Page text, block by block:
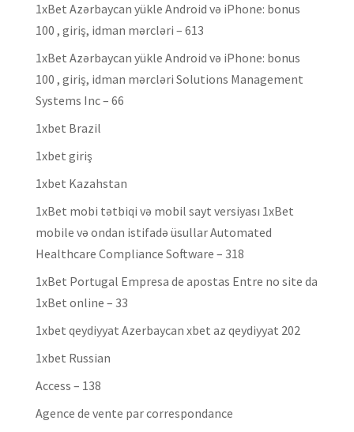
1xBet Azərbaycan yükle Android və iPhone: bonus
100 , giriş, idman mərcləri – 613
1xBet Azərbaycan yükle Android və iPhone: bonus
100 , giriş, idman mərcləri Solutions Management
Systems Inc – 66
1xbet Brazil
1xbet giriş
1xbet Kazahstan
1xBet mobi tətbiqi və mobil sayt versiyası 1xBet
mobile və ondan istifadə üsullar Automated
Healthcare Compliance Software – 318
1xBet Portugal Empresa de apostas Entre no site da
1xBet online – 33
1xbet qeydiyyat Azerbaycan xbet az qeydiyyat 202
1xbet Russian
Access – 138
Agence de vente par correspondance